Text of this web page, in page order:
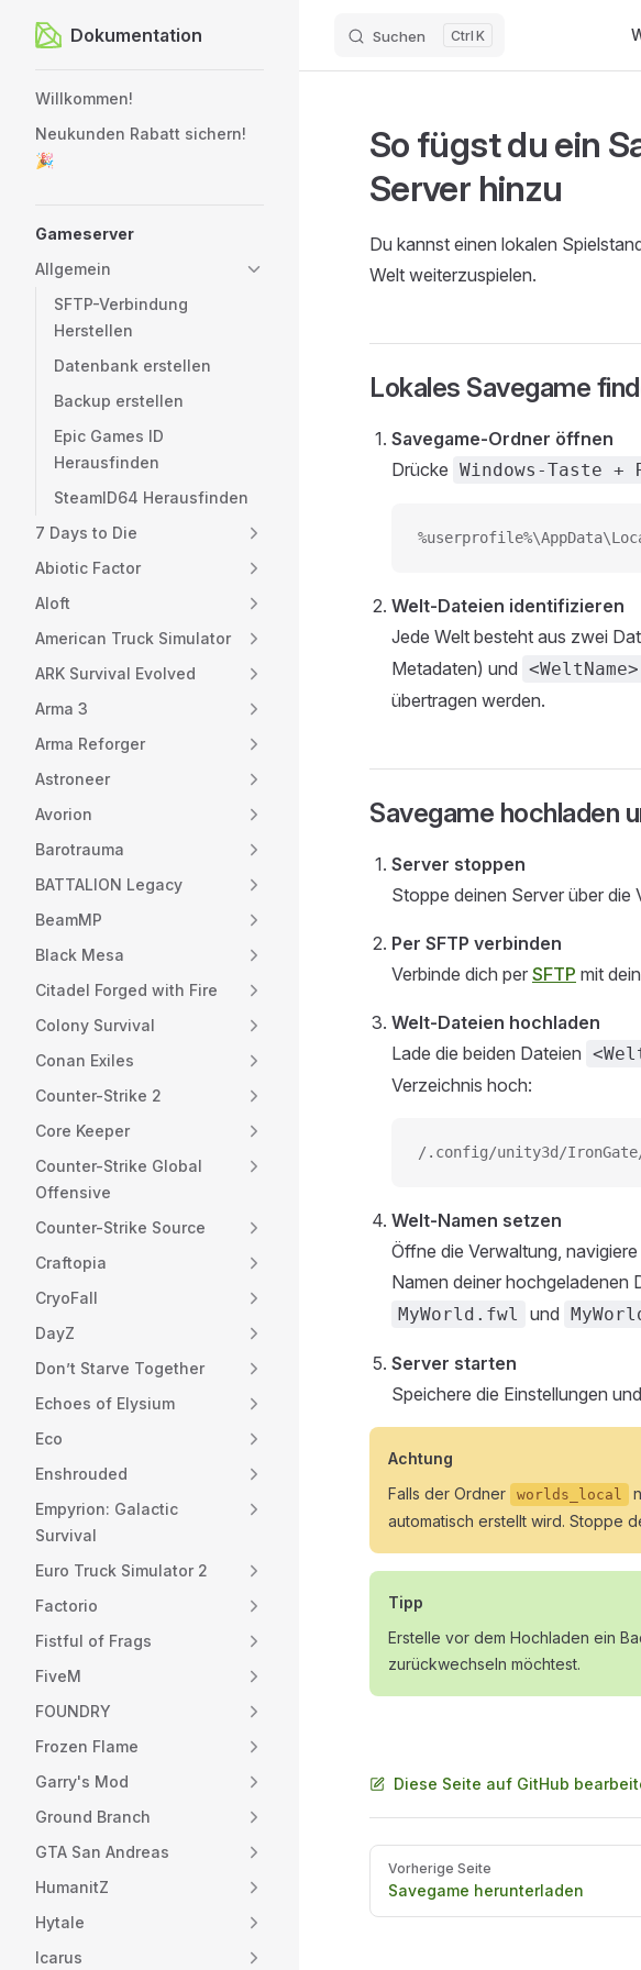
Zum Inhalt springen
Dokumentation Suchen K
Willkommen!
Neukunden Rabatt sichern!
🎉
Gameserver
Allgemein
SFTP-Verbindung
Herstellen
Datenbank erstellen
Backup erstellen
Epic Games ID
Herausfinden
SteamID64 Herausfinden
7 Days to Die
Abiotic Factor
Aloft
American Truck Simulator
ARK Survival Evolved
Arma 3
Arma Reforger
Astroneer
Avorion
Barotrauma
BATTALION Legacy
BeamMP
Black Mesa
Citadel Forged with Fire
Colony Survival
Conan Exiles
Counter-Strike 2
Core Keeper
Counter-Strike Global
Offensive
Counter-Strike Source
Craftopia
CryoFall
DayZ
Don’t Starve Together
Echoes of Elysium
Eco
Enshrouded
Empyrion: Galactic
Survival
Euro Truck Simulator 2
Factorio
Fistful of Frags
FiveM
FOUNDRY
Frozen Flame
Garry's Mod
Ground Branch
GTA San Andreas
HumanitZ
Hytale
Icarus
So fügst du ein
Server hinzu
Du kannst einen lokalen
Welt weiterzuspielen.
Lokales Savegame
Savegame-Ordner öffnen
Drücke Windows-Taste +
Welt-Dateien identifizieren
Jede Welt besteht aus zwei
Metadaten) und
übertragen werden.
Savegame hochladen
Server stoppen
Stoppe deinen Server über die
Per SFTP verbinden
Verbinde dich per SFTP mit
Welt-Dateien hochladen
Lade die beiden Dateien
Verzeichnis hoch:
/.config/unity3d/
Welt-Namen setzen
Öffne die Verwaltung,
Namen deiner hochgeladenen
MyWorld.fwl und
Server starten
Speichere die Einstellungen
Achtung
Falls der Ordner
worlds_local
automatisch erstellt wird. Stoppe
Tipp
Erstelle vor dem Hochladen ein
zurückwechseln möchtest.
Diese Seite auf GitHub
Pager
Vorherige Seite
Savegame herunterladen